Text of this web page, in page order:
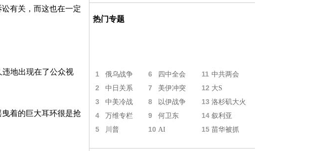
有关，而这也在一定
违地出现在了公众视
着的巨大耳环很是抢
热门专题
1 俄乌战争 6 四中全会 11 中共两会
2 中日关系 7 美伊冲突 12 大S
3 中美冷战 8 以伊战争 13 洛杉矶大火
4 万维专栏 9 何卫东 14 叙利亚
5 川普 10 AI 15 苗华被抓